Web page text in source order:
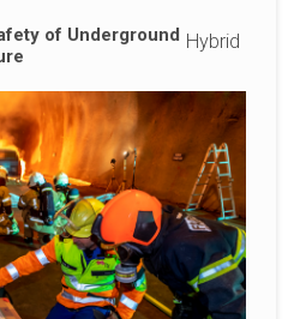
of Underground Hybrid